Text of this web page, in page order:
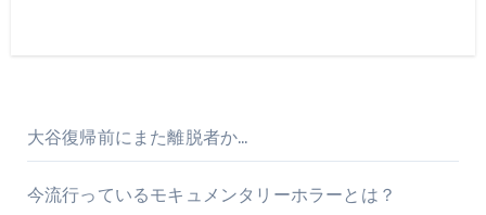
大谷復帰前にまた離脱者か…
今流行っているモキュメンタリーホラーとは？